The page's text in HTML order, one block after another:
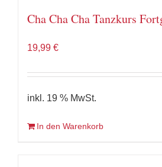
Cha Cha Cha Tanzkurs
19,99 €
inkl. 19 % MwSt.
In den Warenkorb